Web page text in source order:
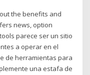
the benefits and
news, option
parece ser un sitio
a operar en el
de herramientas para
una estafa de